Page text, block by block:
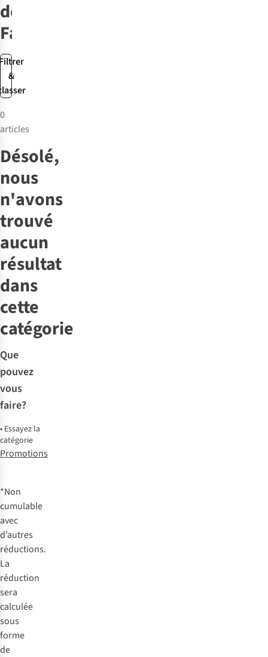
&
de
Falke*
0
articles
Désolé,
nous
n'avons
trouvé
aucun
résultat
dans
cette
catégorie
Que
pouvez
vous
faire?
• Essayez la
catégorie
Promotions
*Non
cumulable
avec
d’autres
réductions.
La
réduction
sera
calculée
sous
forme
de